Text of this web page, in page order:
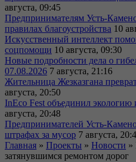
августа, 09:45
Предпринимателям Усть-
правилах благоустройства 10
Искусственный интеллект
соцпомощи 10 августа, 09:30
Новые подробности дела о
07.08.2026 7 августа, 21:16
Жительница Жезказгана
августа, 20:50
InEco Fest объединил
августа, 20:48
Предпринимателей Усть-
штрафах за мусор 7 августа,
Главная » Проекты » Новости »
затянувшимся ремонтом дорог